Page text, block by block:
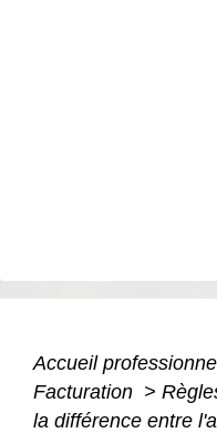
Accueil
Facturation >
la différence entre